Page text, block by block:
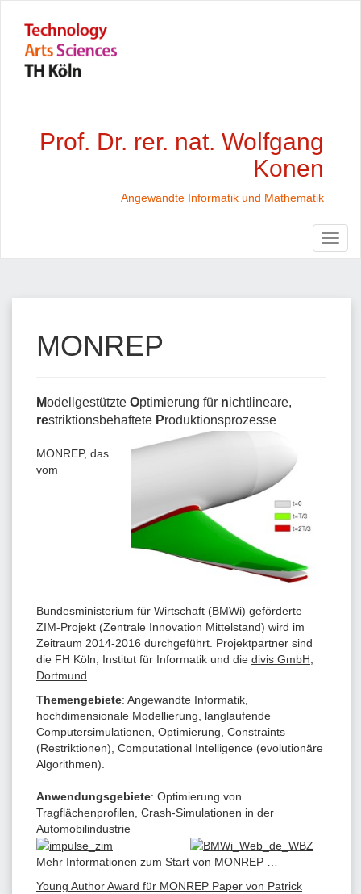
Prof. Dr. rer. nat. Wolfgang
Konen
Angewandte Informatik und Mathematik
MONREP
Modellgestützte Optimierung für nichtlineare,
restriktionsbehaftete Produktionsprozesse
MONREP, das
vom
Bundesministerium für Wirtschaft (BMWi) geförderte
ZIM-Projekt (Zentrale Innovation Mittelstand) wird im
Zeitraum 2014-2016 durchgeführt. Projektpartner sind
die FH Köln, Institut für Informatik und die divis GmbH,
Dortmund
Themengebiete: Angewandte Informatik,
hochdimensionale Modellierung, langlaufende
Computersimulationen, Optimierung, Constraints
(Restriktionen), Computational Intelligence (evolutionäre
Algorithmen).
Anwendungsgebiete: Optimierung von
Tragflächenprofilen, Crash-Simulationen in der
Automobilindustrie
Mehr Informationen zum Start von MONREP …
Young Author Award für MONREP Paper von Patrick